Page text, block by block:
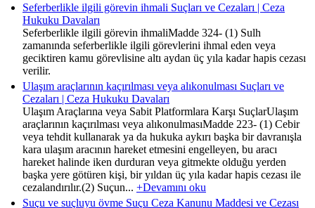
Seferberlikle ilgili görevin ihmali Suçları ve Cezaları | Ceza
Hukuku Davaları
Seferberlikle ilgili görevin ihmaliMadde 324- (1) Sulh
zamanında seferberlikle ilgili görevlerini ihmal eden veya
geciktiren kamu görevlisine altı aydan üç yıla kadar hapis cezası
verilir.
Ulaşım araçlarının kaçırılması veya alıkonulması Suçları ve
Cezaları | Ceza Hukuku Davaları
Ulaşım Araçlarına veya Sabit Platformlara Karşı SuçlarUlaşım
araçlarının kaçırılması veya alıkonulmasıMadde 223- (1) Cebir
veya tehdit kullanarak ya da hukuka aykırı başka bir davranışla
kara ulaşım aracının hareket etmesini engelleyen, bu aracı
hareket halinde iken durduran veya gitmekte olduğu yerden
başka yere götüren kişi, bir yıldan üç yıla kadar hapis cezası ile
cezalandırılır.(2) Suçun... +Devamını oku
Suçu ve suçluyu övme Suçu Ceza Kanunu Maddesi ve Cezası